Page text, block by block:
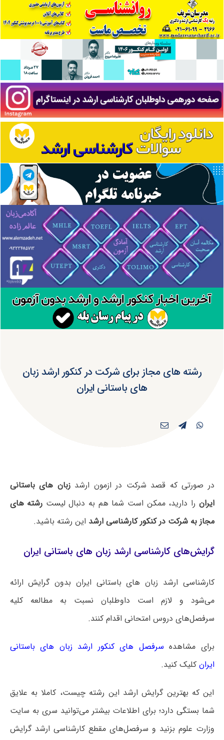
رشته های مجاز برای شرکت در کنکور ارشد زبان
های باستانی ایران
در صورتی که قصد شرکت در ازمون ارشدزبان های باستانی
ایران را دارید، ممکن است شما هم به دنبال لیست رشته های
مجاز به شرکت در کنکور کارشناسی ارشد این رشته باشید.
گرایش‌های کارشناسی ارشد زبان های باستانی ایران
کارشناسی ارشد زبان های باستانی ایران بدون گرایش ارائه
می‌شود و لازم است داوطلبان نسبت به مطالعه کلیه
سرفصل‌های دروس امتحانی اقدام کنند.
برای مشاهده سرفصل های کنکور ارشد زبان های باستانی
ایران کلیک کنید.
این که بهترین گرایش ارشد این رشته چیست، کاملا به علایق
شما بستگی دارد؛ برای اطلاعات بیشتر می‌توانید سری به سایت
وزارت علوم بزنید و سرفصل‌های مقطع کارشناسی ارشد گرایش